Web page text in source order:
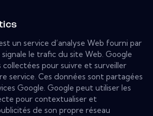
un service d’analyse Web fourni par
le trafic du site Web. Google
collectées pour suivre et surveiller
service. Ces données sont partagées
Google. Google peut utiliser les
pour contextualiser et
de son propre réseau